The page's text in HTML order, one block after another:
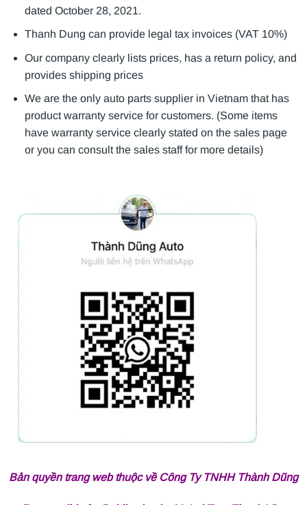
dated October 28, 2021.
Thanh Dung can provide legal tax invoices (VAT 10%)
Our company clearly lists prices, has a return policy, and
provides shipping prices
We are the only auto parts supplier in Vietnam that has
product warranty service for customers. (Some items
have warranty service clearly stated on the sales page
or you can consult the sales staff for more details)
Bản quyền trang web thuộc về Công Ty TNHH Thành Dũng